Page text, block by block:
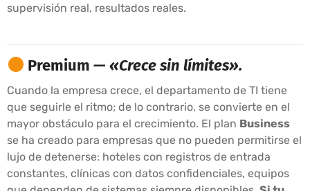
supervisión real, resultados reales.
Premium —«Crece sin límites».
Cuando la empresa crece, el departamento de TI tiene
que seguirle el ritmo; de lo contrario, se convierte en el
mayor obstáculo para el crecimiento. El plan Business
se ha creado para empresas que no pueden permitirse el
lujo de detenerse: hoteles con registros de entrada
constantes, clínicas con datos confidenciales, equipos